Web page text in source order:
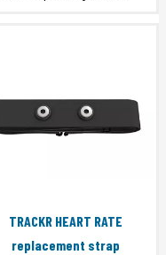
TRACKR HEART RATE
replacement strap